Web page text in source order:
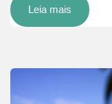
Leia mais